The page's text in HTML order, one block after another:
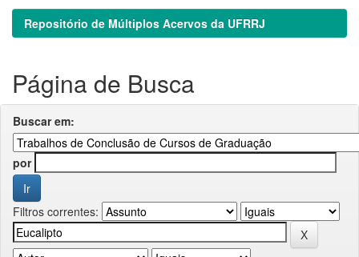
Repositório de Múltiplos Acervos da UFRRJ
Página de Busca
Buscar em:
por
Filtros correntes: